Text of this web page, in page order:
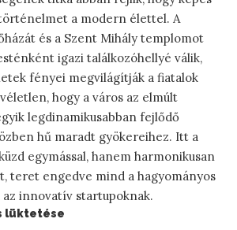
a modern élettel. A
és a Szent Mihály templomot
igazi találkozóhellyé válik,
fényei megvilágítják a fiatalok
hogy a város az elmúlt
legdinamikusabban fejlődő
hű maradt gyökereihez. Itt a
egymással, hanem harmonikusan
teret engedve mind a hagyományos
innovatív startupoknak.
lüktetése